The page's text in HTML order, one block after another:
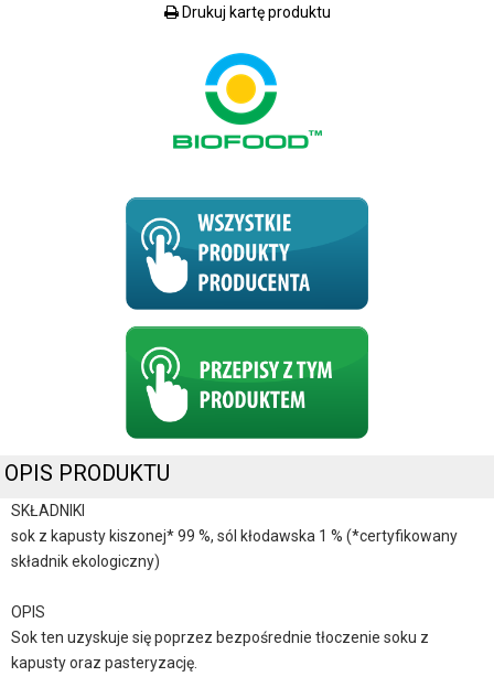
Drukuj kartę produktu
OPIS PRODUKTU
SKŁADNIKI
sok z kapusty kiszonej* 99 %, sól kłodawska 1 % (*certyfikowany
składnik ekologiczny)
OPIS
Sok ten uzyskuje się poprzez bezpośrednie tłoczenie soku z
kapusty oraz pasteryzację.